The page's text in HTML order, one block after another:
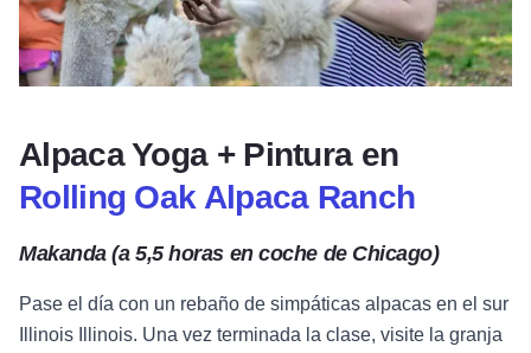
Alpaca Yoga + Pintura en
Rolling Oak Alpaca Ranch
Makanda (a 5,5 horas en coche de Chicago)
Pase el día con un rebaño de simpáticas alpacas en el sur
Illinois Illinois. Una vez terminada la clase, visite la granja